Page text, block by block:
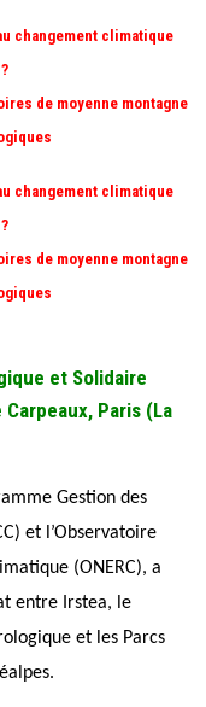
changement climatique
de moyenne montagne
changement climatique
de moyenne montagne
et Solidaire
Paris (La
Gestion des
et l’Observatoire
(ONERC), a
entre Irstea, le
et les Parcs